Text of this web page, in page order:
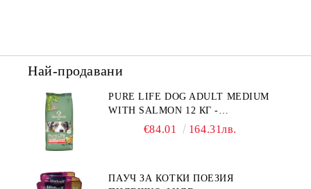
Най-продавани
PURE LIFE DOG ADULT MEDIUM
WITH SALMON 12 КГ -
ПЪЛНОЦЕННА ХРАНА ЗА
БЕЗ ЗЪРНО, БЕЗ ГЛУТЕН.
€84.01 164.31лв.
ПАУЧ ЗА КОТКИ ПОЕЗИЯ